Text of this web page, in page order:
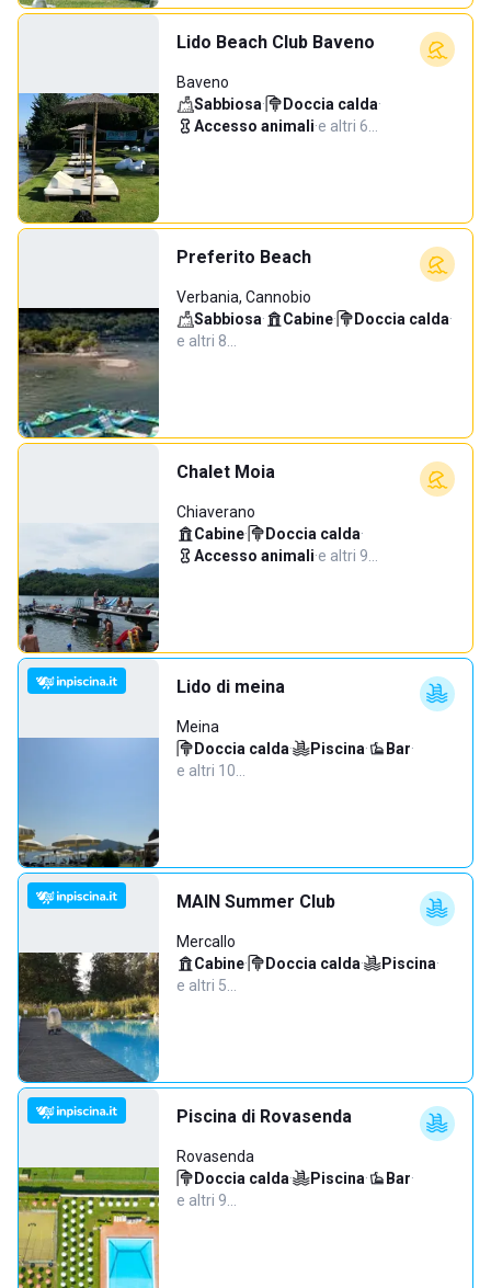
Lido Beach Club Baveno
Baveno
Sabbiosa· Doccia calda·
Accesso animali·e altri 6…
Preferito Beach
Verbania, Cannobio
Sabbiosa· Cabine· Doccia calda·
e altri 8…
Chalet Moia
Chiaverano
Cabine· Doccia calda·
Accesso animali·e altri 9…
Lido di meina
Meina
Doccia calda· Piscina· Bar·
e altri 10…
MAIN Summer Club
Mercallo
Cabine· Doccia calda· Piscina·
e altri 5…
Piscina di Rovasenda
Rovasenda
Doccia calda· Piscina· Bar·
e altri 9…